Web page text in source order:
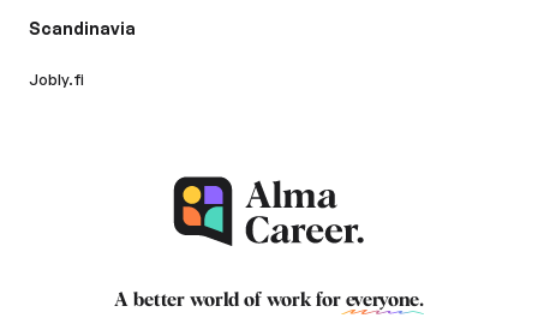
Scandinavia
Jobly.fi
A better world of work for everyone.